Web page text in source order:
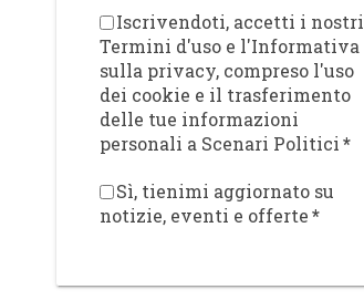
Iscrivendoti, accetti i nostri
Termini d'uso e l'Informativa
sulla privacy, compreso l'uso
dei cookie e il trasferimento
delle tue informazioni
personali a Scenari Politici*
Sì, tienimi aggiornato su
notizie, eventi e offerte*